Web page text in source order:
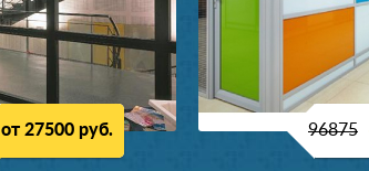
от 27500 руб. 96875